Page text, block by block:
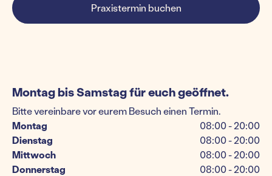
Praxistermin buchen
Montag bis Samstag für euch geöffnet.
Bitte vereinbare vor eurem Besuch einen Termin.
Montag
08:00 - 20:00
Dienstag
08:00 - 20:00
Mittwoch
08:00 - 20:00
Donnerstag
08:00 - 20:00